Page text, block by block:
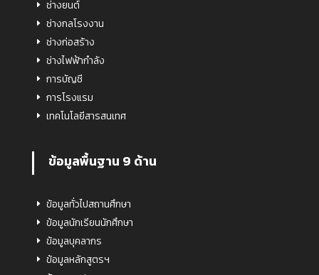
ช่างยนต์
ช่างกลโรงงาน
ช่างก่อสร้าง
ช่างไฟฟ้ากำลัง
การบัญชี
การโรงแรม
เทคโนโลยีสารสนเทศ
ข้อมูลพื้นฐาน 9 ด้าน
ข้อมูลทั่วไปสถานศึกษา
ข้อมูลนักเรียนนักศึกษา
ข้อมูลบุคลากร
ข้อมูลหลักสูตรฯ